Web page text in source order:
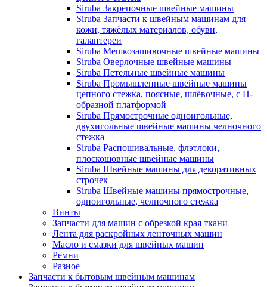
Siruba Закрепочные швейные машины
Siruba Запчасти к швейным машинам для
кожи, тяжёлых материалов, обуви,
галантереи
Siruba Мешкозашивочные швейные машины
Siruba Оверлочные швейные машины
Siruba Петельные швейные машины
Siruba Промышленные швейные машины
цепного стежка, поясные, шлёвочные, с П-
образной платформой
Siruba Прямострочные одноигольные,
двухигольные швейные машины челночного
стежка
Siruba Распошивальные, флэтлоки,
плоскошовные швейные машины
Siruba Швейные машины для декоративных
строчек
Siruba Швейные машины прямострочные,
одноигольные, челночного стежка
Винты
Запчасти для машин с обрезкой края ткани
Лента для раскройных ленточных машин
Масло и смазки для швейных машин
Ремни
Разное
Запчасти к бытовым швейным машинам